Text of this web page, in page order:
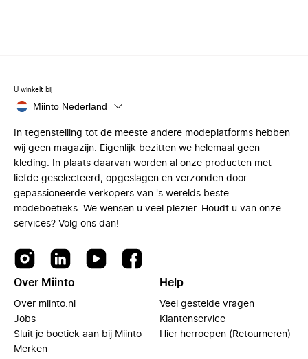
U winkelt bij
Miinto Nederland
In tegenstelling tot de meeste andere modeplatforms hebben
wij geen magazijn. Eigenlijk bezitten we helemaal geen
kleding. In plaats daarvan worden al onze producten met
liefde geselecteerd, opgeslagen en verzonden door
gepassioneerde verkopers van 's werelds beste
modeboetieks. We wensen u veel plezier. Houdt u van onze
services? Volg ons dan!
Over Miinto
Over miinto.nl
Jobs
Sluit je boetiek aan bij Miinto
Merken
Help
Veel gestelde vragen
Klantenservice
Hier herroepen (Retourneren)